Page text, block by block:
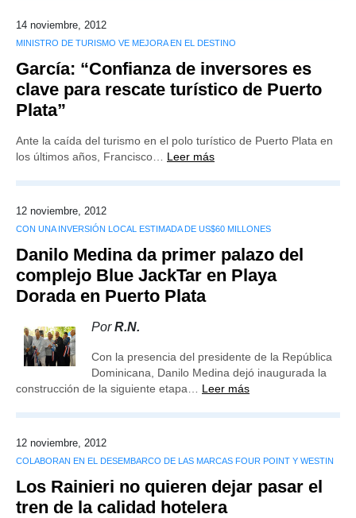
14 noviembre, 2012
MINISTRO DE TURISMO VE MEJORA EN EL DESTINO
García: “Confianza de inversores es
clave para rescate turístico de Puerto
Plata”
Ante la caída del turismo en el polo turístico de Puerto Plata en
los últimos años, Francisco… Leer más
12 noviembre, 2012
CON UNA INVERSIÓN LOCAL ESTIMADA DE US$60 MILLONES
Danilo Medina da primer palazo del
complejo Blue JackTar en Playa
Dorada en Puerto Plata
PorR.N.
Con la presencia del presidente de la República
Dominicana, Danilo Medina dejó inaugurada la
construcción de la siguiente etapa… Leer más
12 noviembre, 2012
COLABORAN EN EL DESEMBARCO DE LAS MARCAS FOUR POINT Y WESTIN
Los Rainieri no quieren dejar pasar el
tren de la calidad hotelera